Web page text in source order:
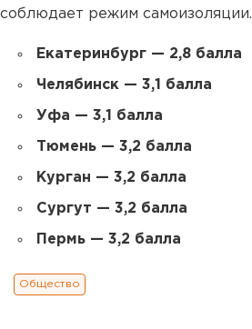
соблюдает режим самоизоляции.
Екатеринбург — 2,8 балла
Челябинск — 3,1 балла
Уфа — 3,1 балла
Тюмень — 3,2 балла
Курган — 3,2 балла
Сургут — 3,2 балла
Пермь — 3,2 балла
Общество